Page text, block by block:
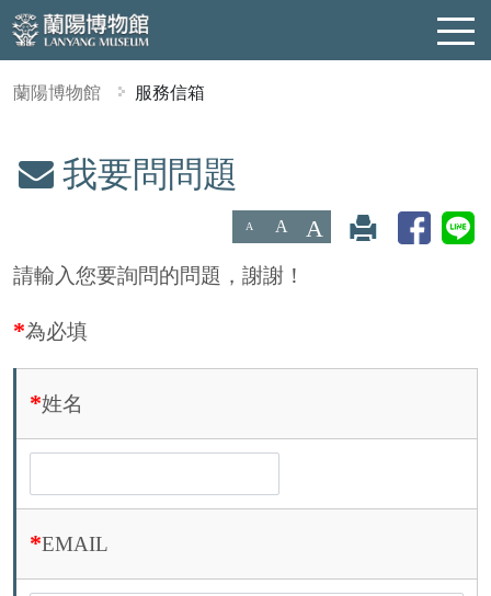
蘭陽博物館 服務信箱
我要問問題
A A A
請輸入您要詢問的問題，謝謝！
為必填
姓名
EMAIL